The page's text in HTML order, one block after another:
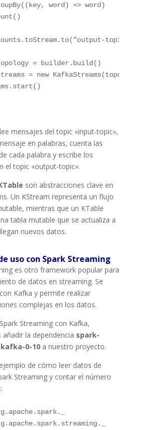
word) => word)
topic",
= builder.build()
= new KafkaStreams(topology,
mensajes del topic «input-topic»,
en palabras, cuenta las
cada palabra y escribe los
el topic «output-topic».
son abstracciones clave en
Un KStream representa un flujo
mientras que un KTable
tabla mutable que se actualiza a
nuevos datos.
uso con Spark Streaming
es otro framework popular para
de datos en streaming. Se
Kafka y permite realizar
complejas en los datos.
Streaming con Kafka,
la dependencia spark-
0-10a nuestro proyecto.
de cómo leer datos de
Streaming y contar el número